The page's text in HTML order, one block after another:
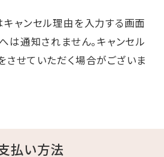
ャンセル理由を入力する画面
は通知されません。キャンセル
せていただく場合がございま
払い方法